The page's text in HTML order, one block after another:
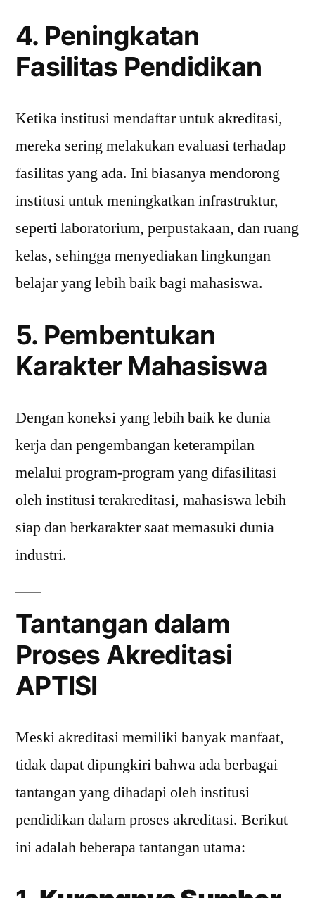
4. Peningkatan
Fasilitas Pendidikan
Ketika institusi mendaftar untuk akreditasi,
mereka sering melakukan evaluasi terhadap
fasilitas yang ada. Ini biasanya mendorong
institusi untuk meningkatkan infrastruktur,
seperti laboratorium, perpustakaan, dan ruang
kelas, sehingga menyediakan lingkungan
belajar yang lebih baik bagi mahasiswa.
5. Pembentukan
Karakter Mahasiswa
Dengan koneksi yang lebih baik ke dunia
kerja dan pengembangan keterampilan
melalui program-program yang difasilitasi
oleh institusi terakreditasi, mahasiswa lebih
siap dan berkarakter saat memasuki dunia
industri.
Tantangan dalam
Proses Akreditasi
APTISI
Meski akreditasi memiliki banyak manfaat,
tidak dapat dipungkiri bahwa ada berbagai
tantangan yang dihadapi oleh institusi
pendidikan dalam proses akreditasi. Berikut
ini adalah beberapa tantangan utama: